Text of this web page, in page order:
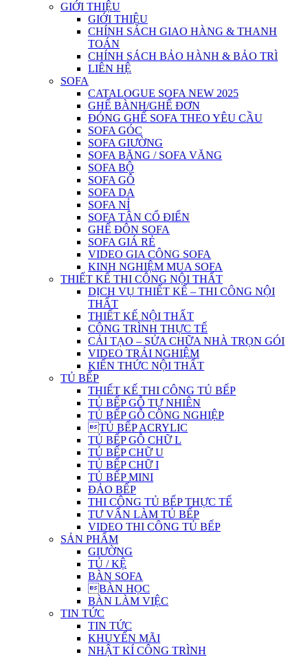
GIỚI THIỆU
GIỚI THIỆU
CHÍNH SÁCH GIAO HÀNG & THANH
TOÁN
CHÍNH SÁCH BẢO HÀNH & BẢO TRÌ
LIÊN HỆ
SOFA
CATALOGUE SOFA NEW 2025
GHẾ BÀNH/GHẾ ĐƠN
ĐÓNG GHẾ SOFA THEO YÊU CẦU
SOFA GÓC
SOFA GIƯỜNG
SOFA BĂNG / SOFA VĂNG
SOFA BỘ
SOFA GỖ
SOFA DA
SOFA NỈ
SOFA TÂN CỔ ĐIỂN
GHẾ ĐÔN SOFA
SOFA GIÁ RẺ
VIDEO GIA CÔNG SOFA
KINH NGHIỆM MUA SOFA
THIẾT KẾ THI CÔNG NỘI THẤT
DỊCH VỤ THIẾT KẾ – THI CÔNG NỘI
THẤT
THIẾT KẾ NỘI THẤT
CÔNG TRÌNH THỰC TẾ
CẢI TẠO – SỬA CHỮA NHÀ TRỌN GÓI
VIDEO TRẢI NGHIỆM
KIẾN THỨC NỘI THẤT
TỦ BẾP
THIẾT KẾ THI CÔNG TỦ BẾP
TỦ BẾP GỖ TỰ NHIÊN
TỦ BẾP GỖ CÔNG NGHIỆP
TỦ BẾP ACRYLIC
TỦ BẾP GỖ CHỮ L
TỦ BẾP CHỮ U
TỦ BẾP CHỮ I
TỦ BẾP MINI
ĐẢO BẾP
THI CÔNG TỦ BẾP THỰC TẾ
TƯ VẤN LÀM TỦ BẾP
VIDEO THI CÔNG TỦ BẾP
SẢN PHẨM
GIƯỜNG
TỦ / KỆ
BÀN SOFA
BÀN HỌC
BÀN LÀM VIỆC
TIN TỨC
TIN TỨC
KHUYẾN MÃI
NHẬT KÍ CÔNG TRÌNH